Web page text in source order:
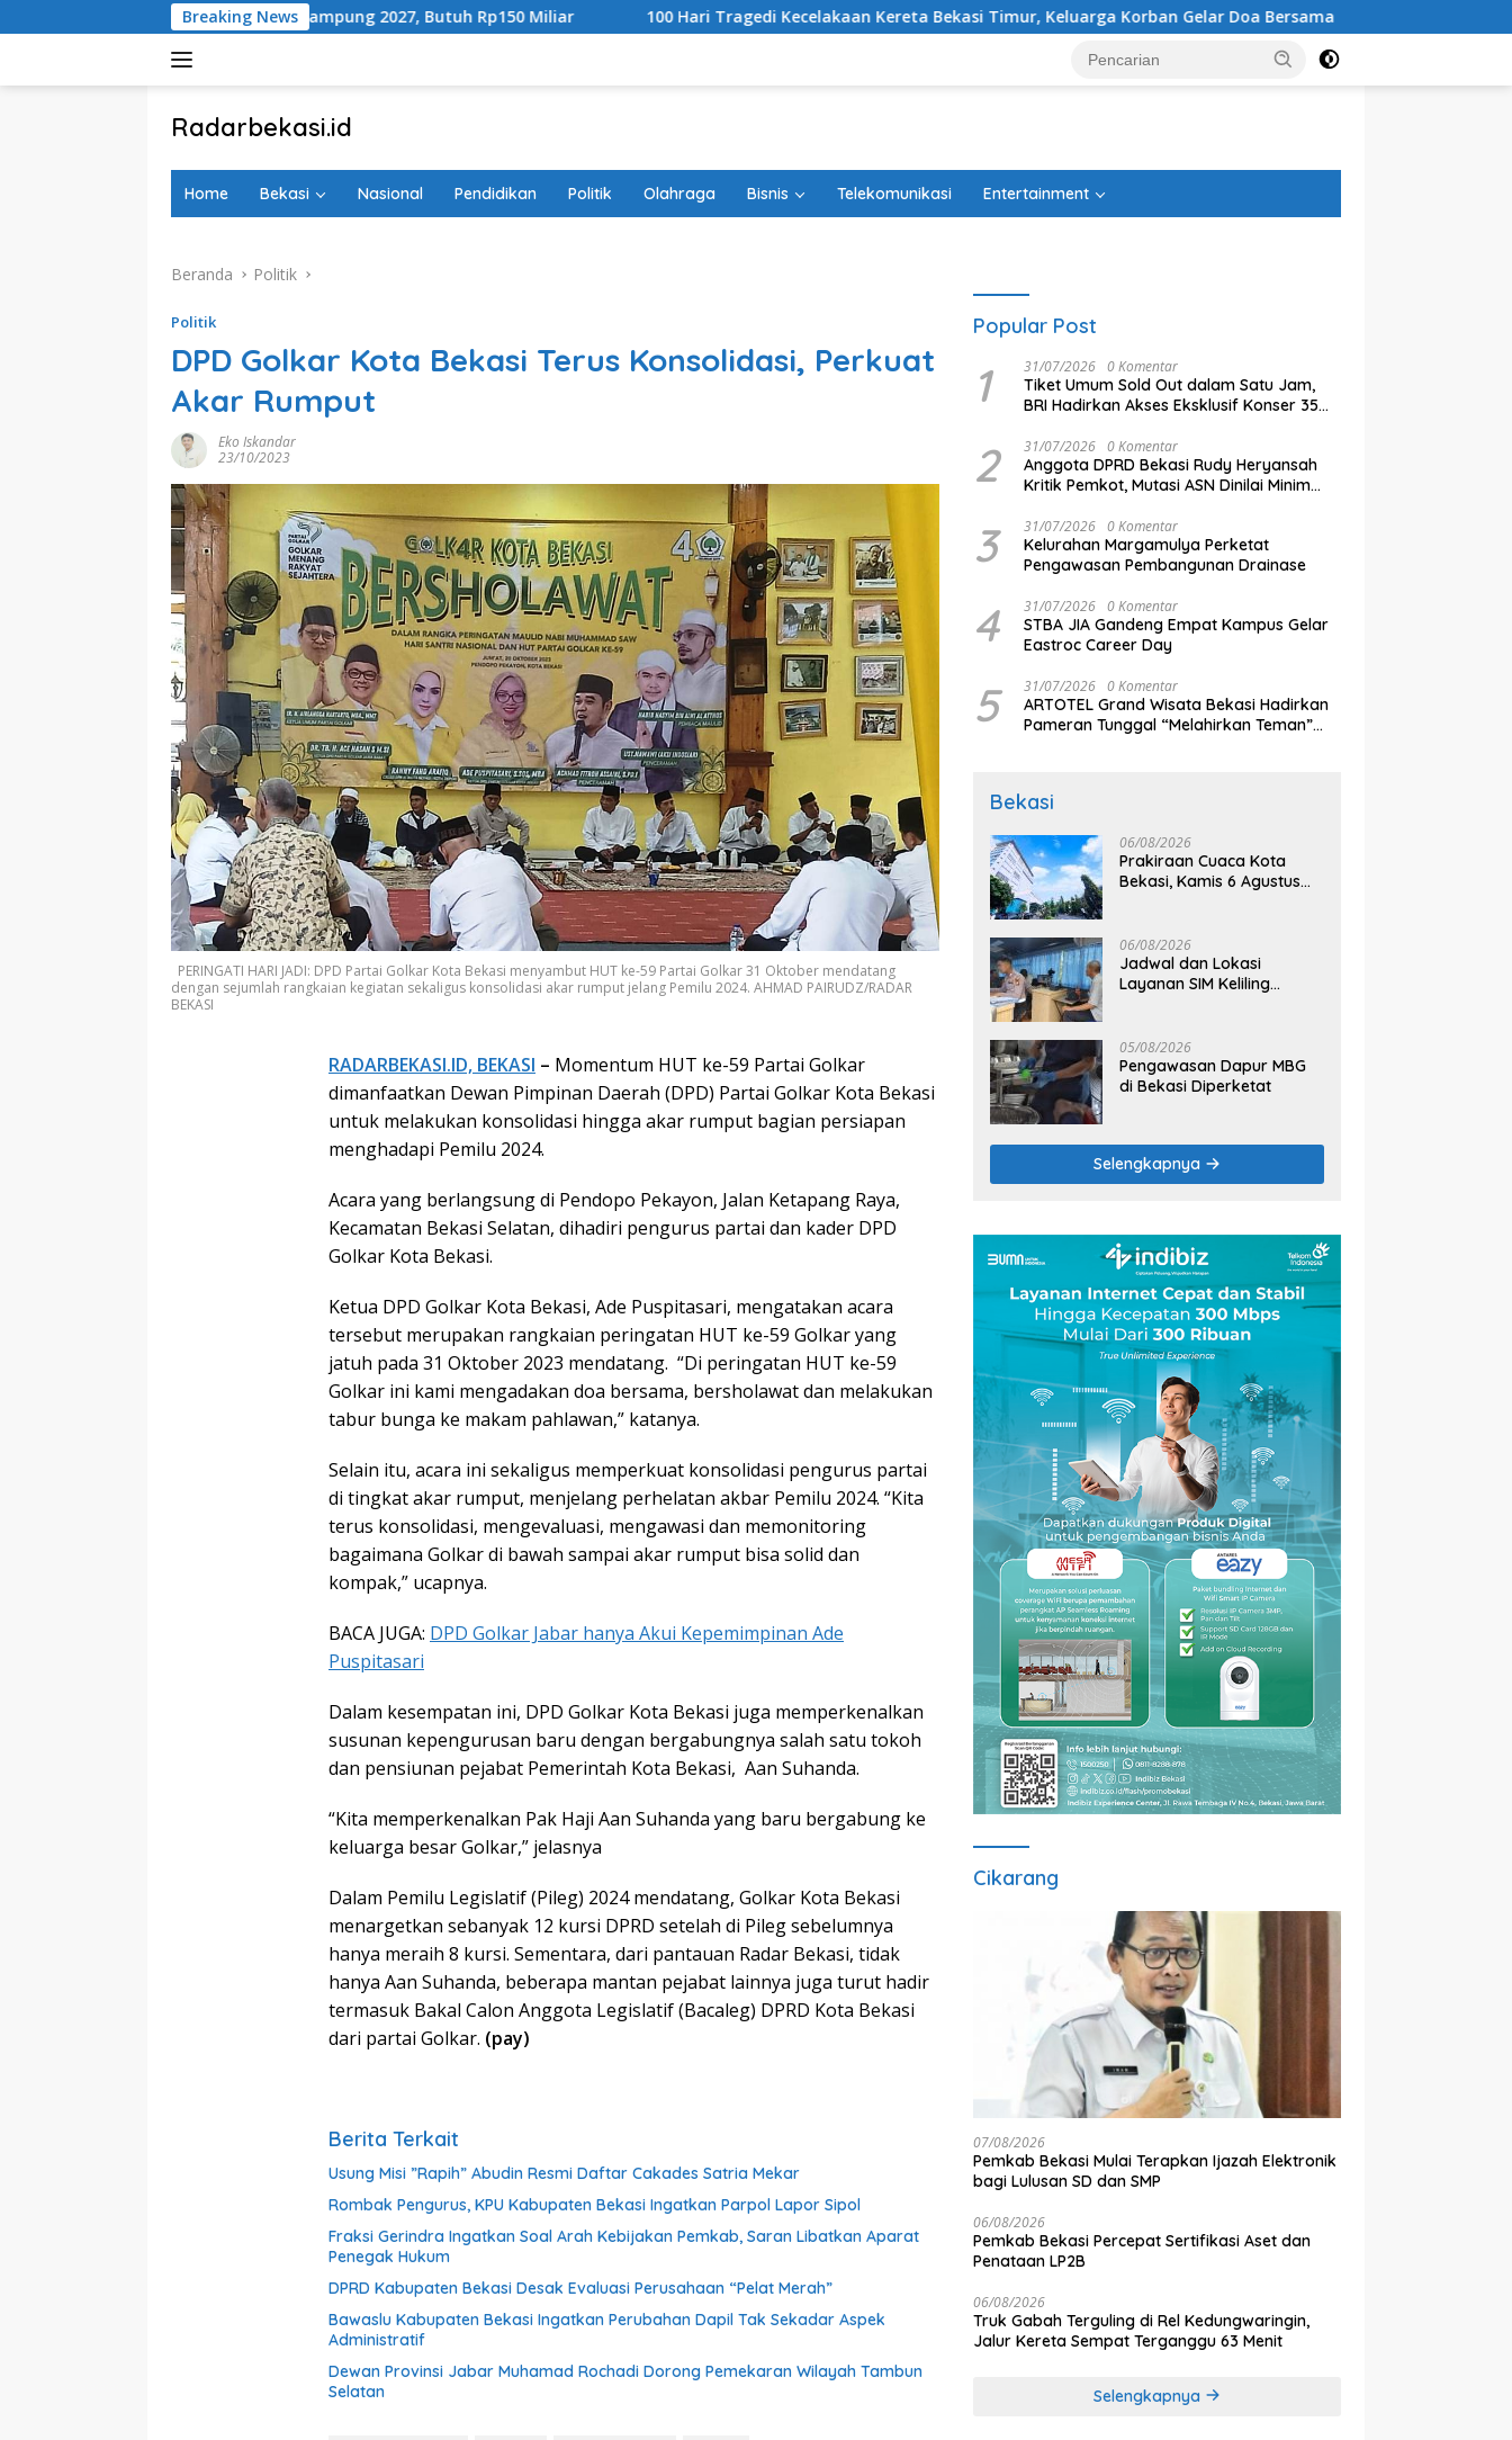
ke
Breaking News
Rampung 2027, Butuh Rp150 Miliar 100 Hari Tragedi Kecelakaan Kereta Bekasi Timur, Keluarga Korban Gelar Doa Bersama Administrasi Beres, PSU Sentul City Kini
Radarbekasi.id
Bekasi
Home Bekasi Nasional Pendidikan Politik Olahraga Bisnis Telekomunikasi Entertainment
Beranda Politik
Politik
DPD Golkar Kota Bekasi Terus Konsolidasi, Perkuat
Akar Rumput
Eko Iskandar
23/10/2023
PERINGATI HARI JADI: DPD Partai Golkar Kota Bekasi menyambut HUT ke-59 Partai Golkar 31 Oktober mendatang
dengan sejumlah rangkaian kegiatan sekaligus konsolidasi akar rumput jelang Pemilu 2024. AHMAD PAIRUDZ/RADAR
BEKASI
RADARBEKASI.ID, BEKASI – Momentum HUT ke-59 Partai Golkar
dimanfaatkan Dewan Pimpinan Daerah (DPD) Partai Golkar Kota Bekasi
untuk melakukan konsolidasi hingga akar rumput bagian persiapan
menghadapi Pemilu 2024.
Acara yang berlangsung di Pendopo Pekayon, Jalan Ketapang Raya,
Kecamatan Bekasi Selatan, dihadiri pengurus partai dan kader DPD
Golkar Kota Bekasi.
Ketua DPD Golkar Kota Bekasi, Ade Puspitasari, mengatakan acara
tersebut merupakan rangkaian peringatan HUT ke-59 Golkar yang
jatuh pada 31 Oktober 2023 mendatang. “Di peringatan HUT ke-59
Golkar ini kami mengadakan doa bersama, bersholawat dan melakukan
tabur bunga ke makam pahlawan,” katanya.
Selain itu, acara ini sekaligus memperkuat konsolidasi pengurus partai
di tingkat akar rumput, menjelang perhelatan akbar Pemilu 2024. “Kita
terus konsolidasi, mengevaluasi, mengawasi dan memonitoring
bagaimana Golkar di bawah sampai akar rumput bisa solid dan
kompak,” ucapnya.
BACA JUGA: DPD Golkar Jabar hanya Akui Kepemimpinan Ade
Puspitasari
Dalam kesempatan ini, DPD Golkar Kota Bekasi juga memperkenalkan
susunan kepengurusan baru dengan bergabungnya salah satu tokoh
dan pensiunan pejabat Pemerintah Kota Bekasi, Aan Suhanda.
“Kita memperkenalkan Pak Haji Aan Suhanda yang baru bergabung ke
keluarga besar Golkar,” jelasnya
Dalam Pemilu Legislatif (Pileg) 2024 mendatang, Golkar Kota Bekasi
menargetkan sebanyak 12 kursi DPRD setelah di Pileg sebelumnya
hanya meraih 8 kursi. Sementara, dari pantauan Radar Bekasi, tidak
hanya Aan Suhanda, beberapa mantan pejabat lainnya juga turut hadir
termasuk Bakal Calon Anggota Legislatif (Bacaleg) DPRD Kota Bekasi
dari partai Golkar. (pay)
Berita Terkait
Usung Misi ”Rapih” Abudin Resmi Daftar Cakades Satria Mekar
Rombak Pengurus, KPU Kabupaten Bekasi Ingatkan Parpol Lapor Sipol
Fraksi Gerindra Ingatkan Soal Arah Kebijakan Pemkab, Saran Libatkan Aparat
Penegak Hukum
DPRD Kabupaten Bekasi Desak Evaluasi Perusahaan “Pelat Merah”
Bawaslu Kabupaten Bekasi Ingatkan Perubahan Dapil Tak Sekadar Aspek
Administratif
Dewan Provinsi Jabar Muhamad Rochadi Dorong Pemekaran Wilayah Tambun
Selatan
Popular Post
1 31/07/2026 0 Komentar
Tiket Umum Sold Out dalam Satu Jam,
BRI Hadirkan Akses Eksklusif Konser 35
2 31/07/2026 0 Komentar
Anggota DPRD Bekasi Rudy Heryansah
Kritik Pemkot, Mutasi ASN Dinilai Minim
3 31/07/2026 0 Komentar
Kelurahan Margamulya Perketat
Pengawasan Pembangunan Drainase
4 31/07/2026 0 Komentar
STBA JIA Gandeng Empat Kampus Gelar
Eastroc Career Day
5 31/07/2026 0 Komentar
ARTOTEL Grand Wisata Bekasi Hadirkan
Pameran Tunggal “Melahirkan Teman”
Bekasi
06/08/2026
Prakiraan Cuaca Kota
Bekasi, Kamis 6 Agustus
06/08/2026
Jadwal dan Lokasi
Layanan SIM Keliling
05/08/2026
Pengawasan Dapur MBG
di Bekasi Diperketat
Selengkapnya
Cikarang
07/08/2026
Pemkab Bekasi Mulai Terapkan Ijazah Elektronik
bagi Lulusan SD dan SMP
06/08/2026
Pemkab Bekasi Percepat Sertifikasi Aset dan
Penataan LP2B
06/08/2026
Truk Gabah Terguling di Rel Kedungwaringin,
Jalur Kereta Sempat Terganggu 63 Menit
Selengkapnya